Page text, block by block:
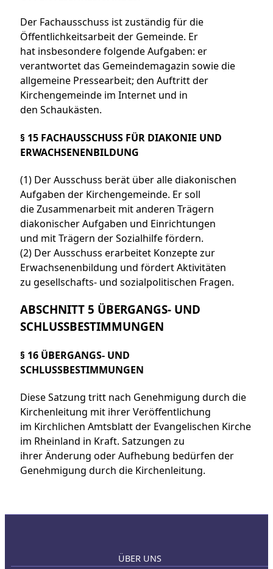
Der Fachausschuss ist zuständig für die
Öffentlichkeitsarbeit der Gemeinde. Er
hat insbesondere folgende Aufgaben: er
verantwortet das Gemeindemagazin sowie die
allgemeine Pressearbeit; den Auftritt der
Kirchengemeinde im Internet und in
den Schaukästen.
§ 15 FACHAUSSCHUSS FÜR DIAKONIE UND
ERWACHSENENBILDUNG
(1) Der Ausschuss berät über alle diakonischen
Aufgaben der Kirchengemeinde. Er soll
die Zusammenarbeit mit anderen Trägern
diakonischer Aufgaben und Einrichtungen
und mit Trägern der Sozialhilfe fördern.
(2) Der Ausschuss erarbeitet Konzepte zur
Erwachsenenbildung und fördert Aktivitäten
zu gesellschafts- und sozialpolitischen Fragen.
ABSCHNITT 5 ÜBERGANGS- UND
SCHLUSSBESTIMMUNGEN
§ 16 ÜBERGANGS- UND
SCHLUSSBESTIMMUNGEN
Diese Satzung tritt nach Genehmigung durch die
Kirchenleitung mit ihrer Veröffentlichung
im Kirchlichen Amtsblatt der Evangelischen Kirche
im Rheinland in Kraft. Satzungen zu
ihrer Änderung oder Aufhebung bedürfen der
Genehmigung durch die Kirchenleitung.
ÜBER UNS